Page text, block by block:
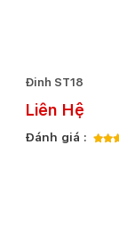
Đinh ST18
Liên Hệ
Đánh giá :